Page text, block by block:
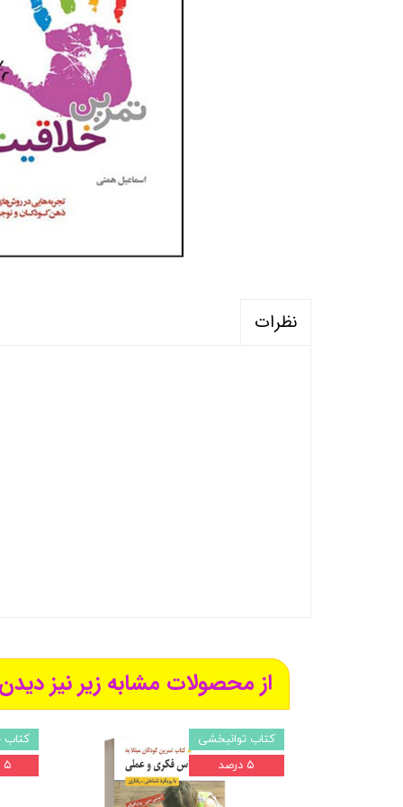
منابع آزمون استخدامی آموزگار ابتدایی
نظرات
کتاب
۵ درصد
کتاب توانبخشی
۵ درصد
از محصولات مشابه زیر نیز